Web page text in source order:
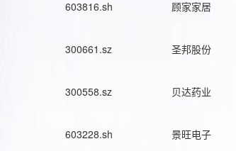
603816.sh 顾家家居
300661.sz 圣邦股份
300558.sz 贝达药业
603228.sh 景旺电子